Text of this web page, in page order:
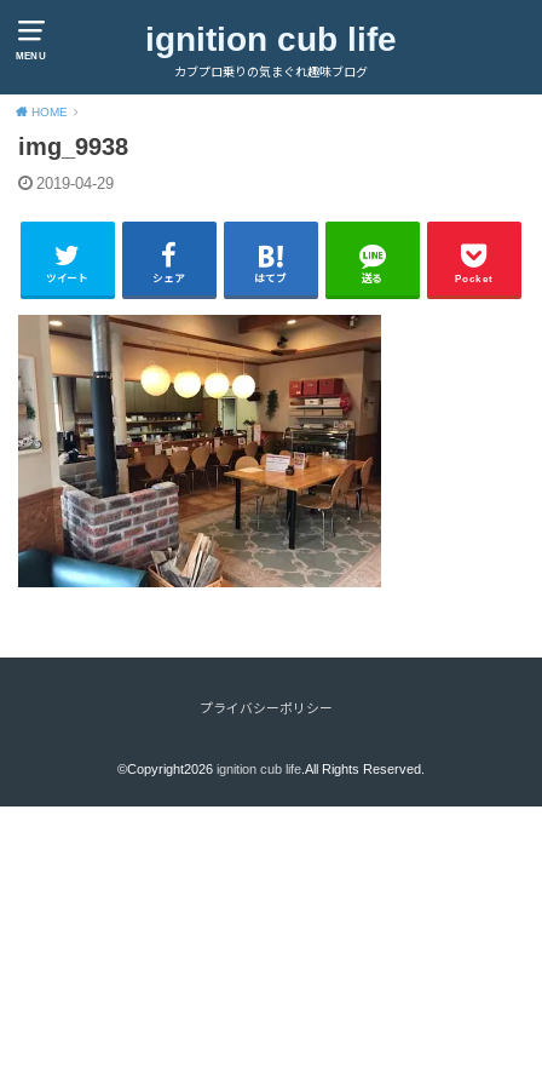
MENU ignition cub life
カブプロ乗りの気まぐれ趣味ブログ
HOME
img_9938
2019-04-29
ツイート シェア はてブ 送る Pocket
プライバシーポリシー
©Copyright2026 ignition cub life.All Rights Reserved.